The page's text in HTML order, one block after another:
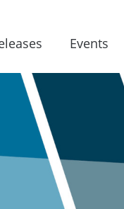
Events